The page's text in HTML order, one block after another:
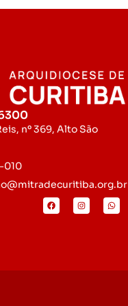
nº 369, Alto São
010